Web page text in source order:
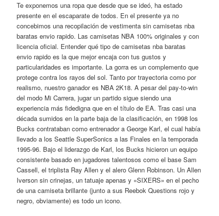
Te exponemos una ropa que desde que se ideó, ha estado
presente en el escaparate de todos. En el presente ya no
concebimos una recopilación de vestimenta sin camisetas nba
baratas envio rapido. Las camisetas NBA 100% originales y con
licencia oficial. Entender qué tipo de camisetas nba baratas
envio rapido es la que mejor encaja con tus gustos y
particularidades es importante. La gorra es un complemento que
protege contra los rayos del sol. Tanto por trayectoria como por
realismo, nuestro ganador es NBA 2K18. A pesar del pay-to-win
del modo Mi Carrera, jugar un partido sigue siendo una
experiencia más fidedigna que en el título de EA. Tras casi una
década sumidos en la parte baja de la clasificación, en 1998 los
Bucks contrataban como entrenador a George Karl, el cual había
llevado a los Seattle SuperSonics a las Finales en la temporada
1995-96. Bajo el liderazgo de Karl, los Bucks hicieron un equipo
consistente basado en jugadores talentosos como el base Sam
Cassell, el triplista Ray Allen y el alero Glenn Robinson. Un Allen
Iverson sin crinejas, un tatuaje apenas y «SIXERS» en el pecho
de una camiseta brillante (junto a sus Reebok Questions rojo y
negro, obviamente) es todo un icono.